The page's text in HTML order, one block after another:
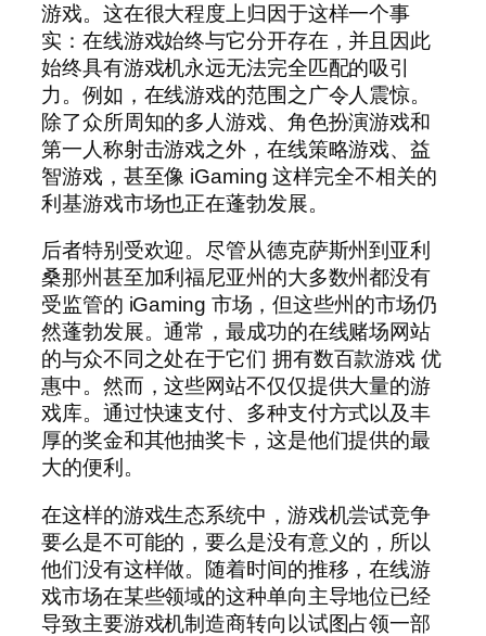
游戏。这在很大程度上归因于这样一个事
实：在线游戏始终与它分开存在，并且因此
始终具有游戏机永远无法完全匹配的吸引
力。例如，在线游戏的范围之广令人震惊。
除了众所周知的多人游戏、角色扮演游戏和
第一人称射击游戏之外，在线策略游戏、益
智游戏，甚至像 iGaming 这样完全不相关的
利基游戏市场也正在蓬勃发展。
后者特别受欢迎。尽管从德克萨斯州到亚利
桑那州甚至加利福尼亚州的大多数州都没有
受监管的 iGaming 市场，但这些州的市场仍
然蓬勃发展。通常，最成功的在线赌场网站
的与众不同之处在于它们 拥有数百款游戏 优
惠中。然而，这些网站不仅仅提供大量的游
戏库。通过快速支付、多种支付方式以及丰
厚的奖金和其他抽奖卡，这是他们提供的最
大的便利。
在这样的游戏生态系统中，游戏机尝试竞争
要么是不可能的，要么是没有意义的，所以
他们没有这样做。随着时间的推移，在线游
戏市场在某些领域的这种单向主导地位已经
导致主要游戏机制造商转向以试图占领一部